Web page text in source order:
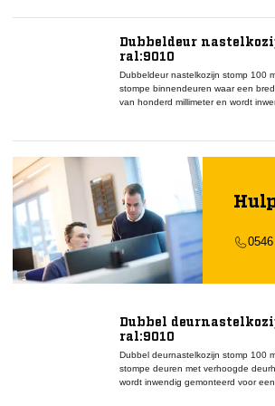
sluitwerk om een samenhangend
stabiele plaatsing van de deur en
plaats in woningbouw en
belangrijk zijn binnen het totale
Dubbeldeur
ral:9010
Dubbeldeur nastelkozijn stomp 100
stompe binnendeuren waar een
van honderd millimeter en wordt
een consistente aansluiting op het
en een passende montageset om
Toepassing vindt plaats in
betrouwbare werking van dubbele
Dubbel
ral:9010
Dubbel deurnastelkozijn stomp 100
stompe deuren met verhoogde
wordt inwendig gemonteerd voor